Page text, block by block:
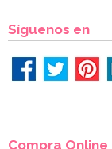
Síguenos en
Compra